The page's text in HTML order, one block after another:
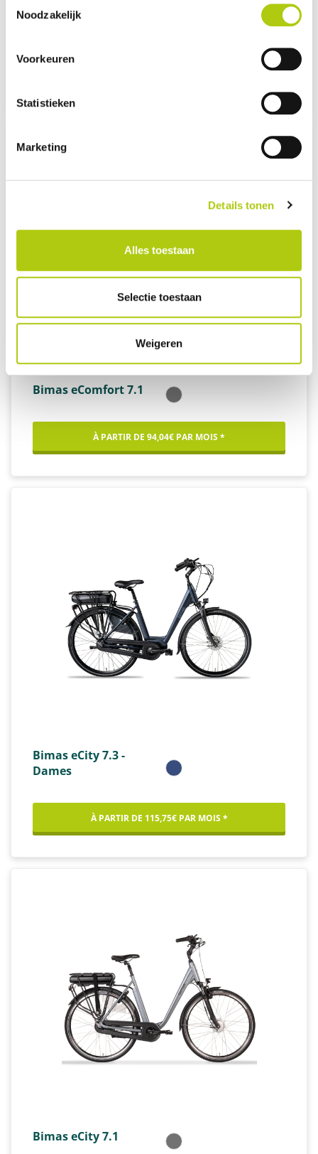
Noodzakelijk
Voorkeuren
Statistieken
Marketing
Details tonen
Alles toestaan
Selectie toestaan
Weigeren
Bimas eFolding 7.5 -
Elektrische Vouwfiets
Bimas eComfort 7.1
À PARTIR DE 94,04€ PAR MOIS *
Bimas eCity 7.3 -
Dames
À PARTIR DE 115,75€ PAR MOIS *
Bimas eCity 7.1